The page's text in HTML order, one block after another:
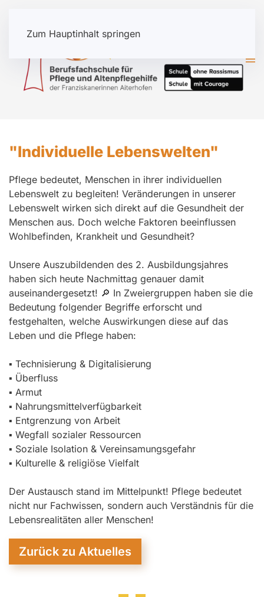
Zum Hauptinhalt springen
"Individuelle Lebenswelten"
Pflege bedeutet, Menschen in ihrer individuellen
Lebenswelt zu begleiten! Veränderungen in unserer
Lebenswelt wirken sich direkt auf die Gesundheit der
Menschen aus. Doch welche Faktoren beeinflussen
Wohlbefinden, Krankheit und Gesundheit?
Unsere Auszubildenden des 2. Ausbildungsjahres
haben sich heute Nachmittag genauer damit
auseinandergesetzt! 🔎 In Zweiergruppen haben sie die
Bedeutung folgender Begriffe erforscht und
festgehalten, welche Auswirkungen diese auf das
Leben und die Pflege haben:
▪️ Technisierung & Digitalisierung
▪️ Überfluss
▪️ Armut
▪️ Nahrungsmittelverfügbarkeit
▪️ Entgrenzung von Arbeit
▪️ Wegfall sozialer Ressourcen
▪️ Soziale Isolation & Vereinsamungsgefahr
▪️ Kulturelle & religiöse Vielfalt
Der Austausch stand im Mittelpunkt! Pflege bedeutet
nicht nur Fachwissen, sondern auch Verständnis für die
Lebensrealitäten aller Menschen!
Zurück zu Aktuelles